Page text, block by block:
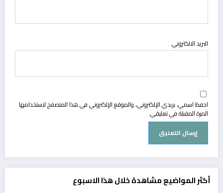
البريد الالكتروني
احفظ اسمي، بريدي الإلكتروني، والموقع الإلكتروني في هذا المتصفح لاستخدامها
المرة المقبلة في تعليقي.
أكثر المواضيع مشاهدة خلال هذا الاسبوع